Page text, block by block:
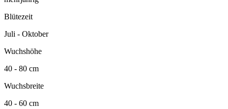
Blütezeit
Juli - Oktober
Wuchshöhe
40 - 80 cm
Wuchsbreite
40 - 60 cm